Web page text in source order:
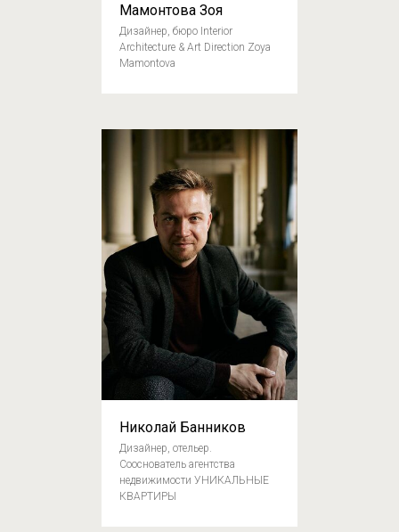
Мамонтова Зоя
Дизайнер, бюро Interior
Architecture & Art Direction Zoya
Mamontova
Николай Банников
Дизайнер, отельер.
Сооснователь агентства
недвижимости УНИКАЛЬНЫЕ
КВАРТИРЫ